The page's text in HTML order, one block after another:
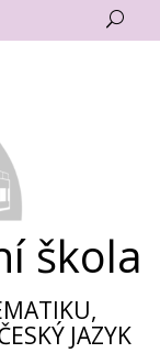
U
škola
JAZYK